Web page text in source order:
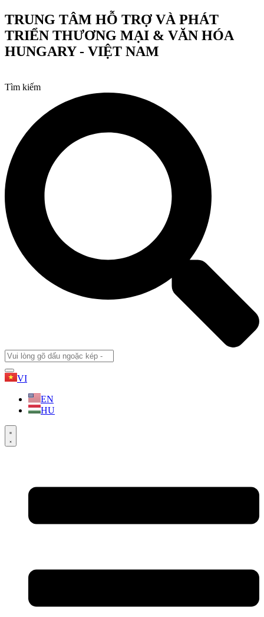
Chuyển
đến
nội
dung
TRUNG TÂM HỖ TRỢ VÀ PHÁT
TRIỂN THƯƠNG MẠI & VĂN HÓA
HUNGARY - VIỆT NAM
Tìm kiếm
VI
EN
HU